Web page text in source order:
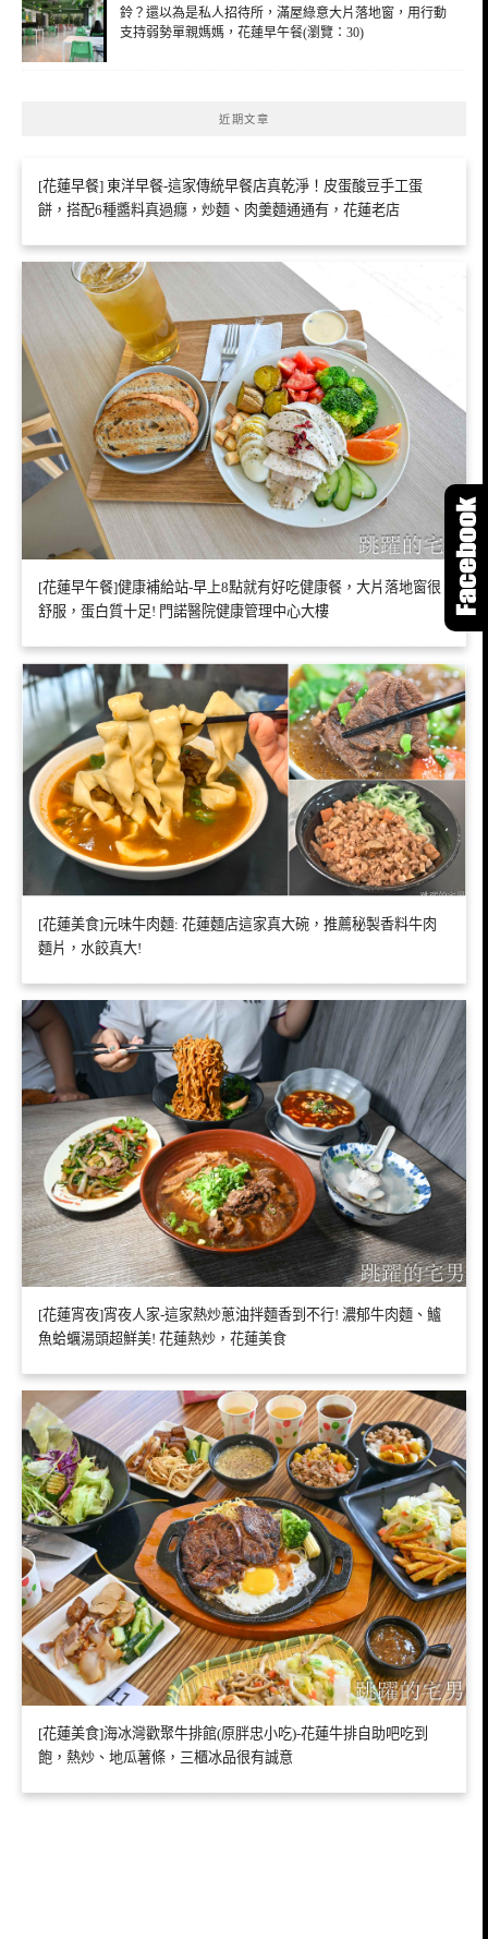
鈴？還以為是私人招待所，滿屋綠意大片落地窗，用行動
支持弱勢單親媽媽，花蓮早午餐(瀏覽：30)
近期文章
[花蓮早餐] 東洋早餐-這家傳統早餐店真乾淨！皮蛋酸豆手工蛋
餅，搭配6種醬料真過癮，炒麵、肉羹麵通通有，花蓮老店
[花蓮早午餐]健康補給站-早上8點就有好吃健康餐，大片落地窗很
舒服，蛋白質十足! 門諾醫院健康管理中心大樓
[花蓮美食]元味牛肉麵: 花蓮麵店這家真大碗，推薦秘製香料牛肉
麵片，水餃真大!
[花蓮宵夜]宵夜人家-這家熱炒蔥油拌麵香到不行! 濃郁牛肉麵、鱸
魚蛤蠣湯頭超鮮美! 花蓮熱炒，花蓮美食
[花蓮美食]海冰灣歡聚牛排館(原胖忠小吃)-花蓮牛排自助吧吃到
飽，熱炒、地瓜薯條，三櫃冰品很有誠意